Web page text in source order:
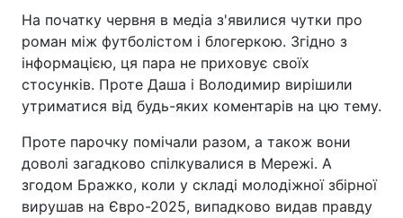
На початку червня в медіа з'явилися чутки про
роман між футболістом і блогеркою. Згідно з
інформацією, ця пара не приховує своїх
стосунків. Проте Даша і Володимир вирішили
утриматися від будь-яких коментарів на цю тему.
Проте парочку помічали разом, а також вони
доволі загадково спілкувалися в Мережі. А
згодом Бражко, коли у складі молодіжної збірної
вирушав на Євро-2025, випадково видав правду